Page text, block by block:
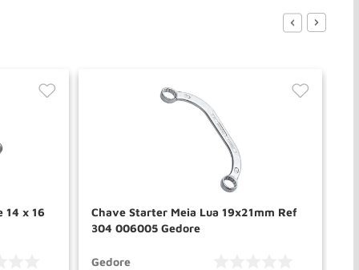
14 x 16
Chave Starter Meia Lua 19x21mm Ref
304 006005 Gedore
Gedore